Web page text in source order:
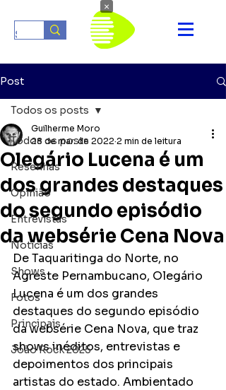
Post
Todos os posts
Resenhas
Opinião
Entrevistas
Notícias
Shows
Fotos
Principais
João Rock 2025
Todos os posts
Olegário Lucena é um
dos grandes destaques
do segundo episódio
da websérie Cena Nova
Guilherme Moro
28 de mar. de 2022 2 min de leitura
De Taquaritinga do Norte, no
Agreste Pernambucano, Olegário
Lucena é um dos grandes
destaques do segundo episódio
da websérie Cena Nova, que traz
shows inéditos, entrevistas e
depoimentos dos principais
artistas do estado. Ambientado
×